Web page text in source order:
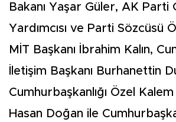
Bakanı Yaşar Güler, AK Parti
Yardımcısı ve Parti Sözcüsü
MİT Başkanı İbrahim Kalın,
İletişim Başkanı Burhanettin
Cumhurbaşkanlığı Özel
Hasan Doğan ile